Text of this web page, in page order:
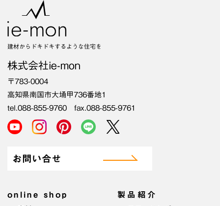
建材からドキドキするような住宅を
株式会社ie-mon
〒783-0004
高知県南国市大埇甲736番地1
tel.088-855-9760 fax.088-855-9761
お問い合せ
online shop 製品紹介